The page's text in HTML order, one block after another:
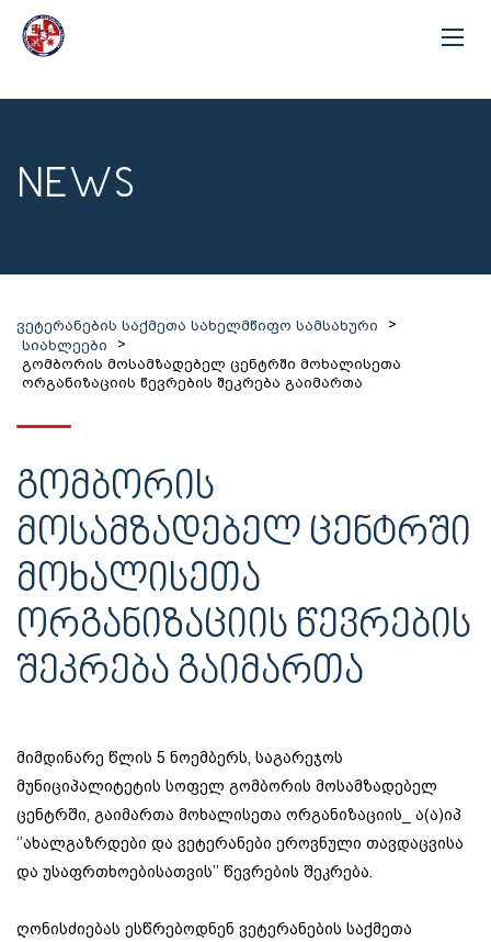
NEWS
ვეტერანების საქმეთა სახელმწიფო სამსახური
>
სიახლეები
>
გომბორის მოსამზადებელ ცენტრში მოხალისეთა
ორგანიზაციის წევრების შეკრება გაიმართა
ᲒᲝᲛᲑᲝᲠᲘᲡ
ᲛᲝᲡᲐᲛᲖᲐᲓᲔᲑᲔᲚ ᲪᲔᲜᲢᲠᲨᲘ
ᲛᲝᲮᲐᲚᲘᲡᲔᲗᲐ
ᲝᲠᲒᲐᲜᲘᲖᲐᲪᲘᲘᲡ ᲬᲔᲕᲠᲔᲑᲘᲡ
ᲨᲔᲙᲠᲔᲑᲐ ᲒᲐᲘᲛᲐᲠᲗᲐ
მიმდინარე წლის 5 ნოემბერს, საგარეჯოს
მუნიციპალიტეტის სოფელ გომბორის მოსამზადებელ
ცენტრში, გაიმართა მოხალისეთა ორგანიზაციის_ ა(ა)იპ
‘’ახალგაზრდები და ვეტერანები ეროვნული თავდაცვისა
და უსაფრთხოებისათვის’’ წევრების შეკრება.
ღონისძიებას ესწრებოდნენ ვეტერანების საქმეთა